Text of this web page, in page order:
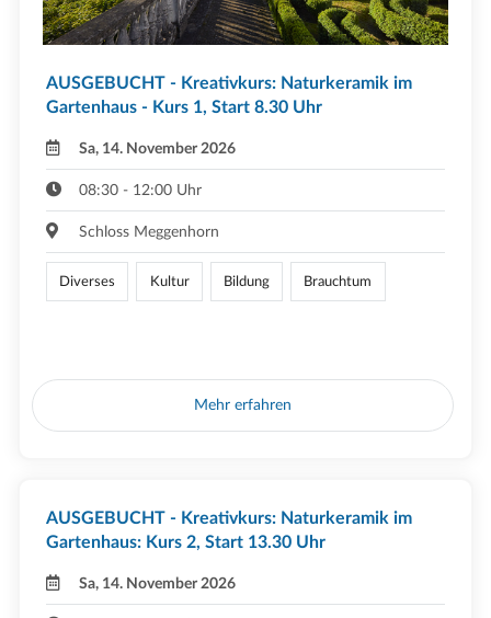
AUSGEBUCHT - Kreativkurs: Naturkeramik im
Gartenhaus - Kurs 1, Start 8.30 Uhr
Sa, 14. November 2026
08:30 - 12:00 Uhr
Schloss Meggenhorn
Diverses Kultur Bildung Brauchtum
Mehr erfahren
AUSGEBUCHT - Kreativkurs: Naturkeramik im
Gartenhaus: Kurs 2, Start 13.30 Uhr
Sa, 14. November 2026